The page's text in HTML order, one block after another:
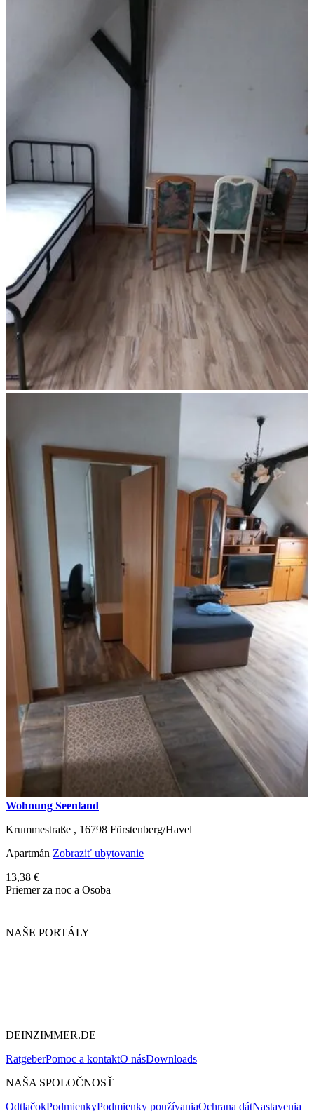
Wohnung Seenland
Krummestraße , 16798 Fürstenberg/Havel
Apartmán Zobraziť ubytovanie
13,38 €
Priemer za noc a Osoba
NAŠE PORTÁLY
DEINZIMMER.DE
RatgeberPomoc a kontaktO násDownloads
NAŠA SPOLOČNOSŤ
OdtlačokPodmienkyPodmienky používaniaOchrana dátNastavenia